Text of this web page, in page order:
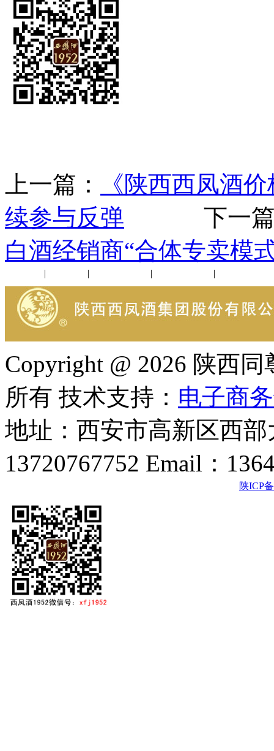
上一篇：
《陕西西凤酒
续参与反弹 下一篇
白酒经销商“合体专卖模
| | | |
Copyright @ 2026 陕西
所有 技术支持： 电子商
地址：西安市高新区西
13720767752 Email：
陕ICP